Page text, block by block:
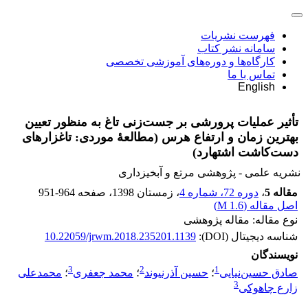
فهرست نشریات
سامانه نشر کتاب
کارگاه‌ها و دوره‌های آموزشی تخصصی
تماس با ما
English
تأثیر عملیات پرورشی بر جست‌زنی تاغ به منظور تعیین
بهترین زمان و ارتفاع هرس (مطالعۀ موردی: تاغزارهای
دست‌کاشت اشتهارد)
نشریه علمی - پژوهشی مرتع و آبخیزداری
مقاله 5
، دوره 72، شماره 4 ، زمستان 1398 ، صفحه 951-964
اصل مقاله (1.6 M
)
نوع مقاله: مقاله پژوهشی
شناسه دیجیتال (DOI):
10.22059/jrwm.2018.235201.1139
نویسندگان
صادق حسین‌نیایی1؛ حسین آذرنیوند2؛ محمد جعفری3؛ محمدعلی
زارع چاهوکی3